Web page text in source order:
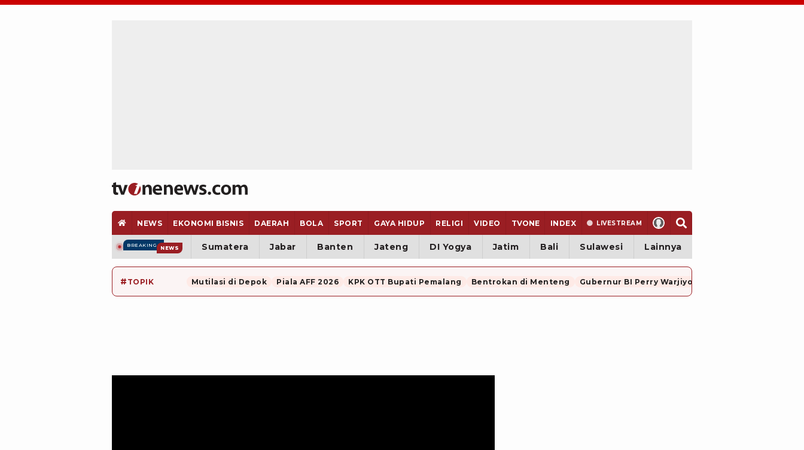
NEWS EKONOMI BISNIS DAERAH BOLA SPORT GAYA HIDUP RELIGI VIDEO TVONE INDEX LIVESTREAM
BREAKING NEWS Sumatera Jabar Banten Jateng DI Yogya Jatim Bali Sulawesi Lainnya
# TOPIK Mutilasi di Depok Piala AFF 2026 KPK OTT Bupati Pemalang Bentrokan di Menteng Gubernur BI Perry Warjiyo Mundur